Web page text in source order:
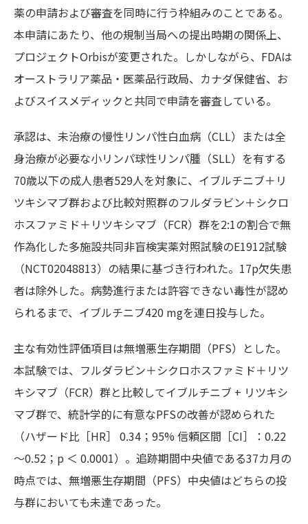
薬の申請および審査を同時に行う枠組みのことである。
本申請にあたり、他の規制当局への提出時期の関係上、
プロジェクトOrbisが変更された。しかしながら、FDAは
オーストラリア薬品・医薬品行政局、カナダ保健省、お
よびスイスメディックと共同で申請を審査している。
承認は、未治療の慢性リンパ性白血病（CLL）または全
身治療が必要な小リンパ球性リンパ腫（SLL）を有する
70歳以下の成人患者529人を対象に、イブルチニブ＋リ
ツキシマブ群および比較対照群のフルダラビン＋シクロ
ホスファミド＋リツキシマブ（FCR）群を2:1の割合で無
作為化した多施設共同非盲検実薬対照試験のE1912試験
（NCT02048813）の結果に基づき行われた。17p欠失患
者は除外した。病勢進行または許容できない毒性が認め
られるまで、イブルチニブ420 mgを連日投与した。
主な有効性評価項目は無増悪生存期間（PFS）とした。
本試験では、フルダラビン＋シクロホスファミド＋リツ
キシマブ（FCR）群と比較してイブルチニブ + リツキシ
マブ群で、統計学的に有意なPFSの改善が認められた
（ハザード比［HR］ 0.34；95% 信頼区間［CI］：0.22
～0.52；p ＜ 0.0001）。追跡期間中央値である37カ月の
時点では、無増悪生存期間（PFS）中央値はどちらの投
与群においても未達であった。